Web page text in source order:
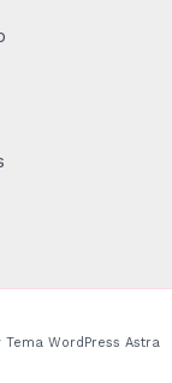
Tema WordPress Astra